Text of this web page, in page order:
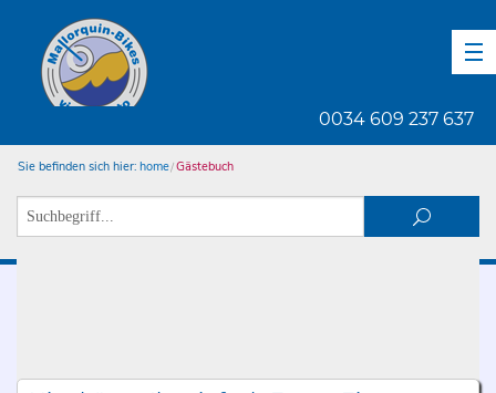
0034 609 237 637
Sie befinden sich hier: home Gästebuch